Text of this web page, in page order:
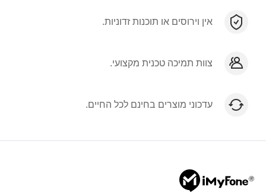
אין וירוסים או תוכנות זדוניות.
צוות תמיכה טכנית מקצועי.
עדכוני מוצרים בחינם לכל החיים.